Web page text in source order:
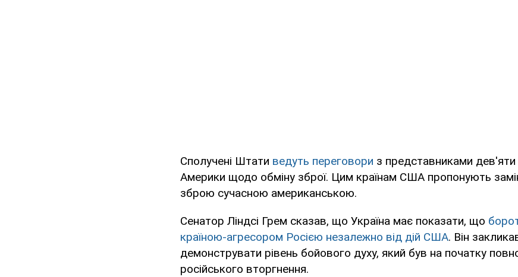
Сполучені Штати ведуть переговори з представниками дев'яти
Америки щодо обміну зброї. Цим країнам США пропонують
зброю сучасною американською.
Cенатор Ліндсі Грем сказав, що Україна має показати, що
країною-агресором Росією незалежно від дій США. Він
демонструвати рівень бойового духу, який був на початку
російського вторгнення.